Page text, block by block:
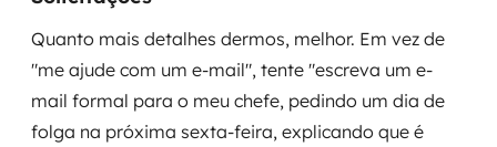
Quanto mais detalhes dermos, melhor. Em vez de
"me ajude com um e-mail", tente "escreva um e-
mail formal para o meu chefe, pedindo um dia de
folga na próxima sexta-feira, explicando que é